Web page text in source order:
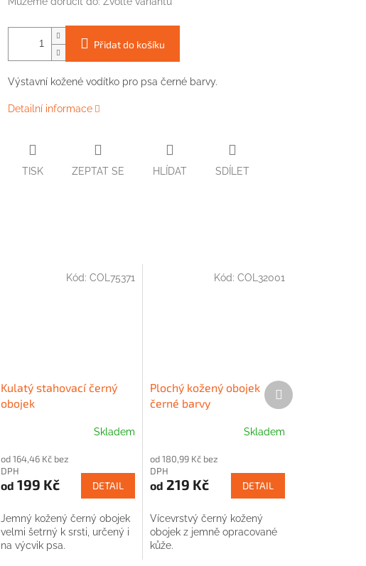
Přidat do košíku
Výstavní kožené vodítkopro psa černé barvy.
Detailní informace
TISK ZEPTAT SE HLÍDAT SDÍLET
Kulatý stahovací černý
obojek
Skladem
od 164,46 Kč bez
DPH
od 199 Kč DETAIL
Jemný kožený černý obojek
velmi šetrný k srsti, určený i
na výcvik psa.
Kód:COL75371
Plochý kožený obojek
černé barvy
Skladem
od 180,99 Kč bez
DPH
od 219 Kč DETAIL
Vícevrstvý černý kožený
obojek z jemně opracované
kůže.
Kód: COL32001
Další
produkt